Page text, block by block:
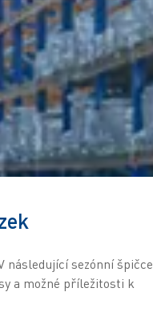
sezónní špičce
a možné příležitosti k